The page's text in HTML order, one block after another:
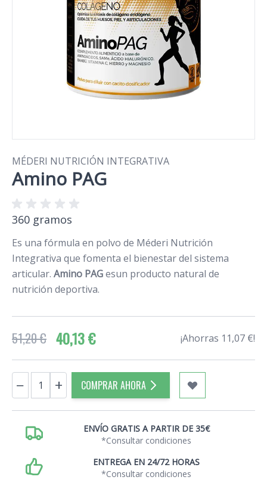
MÉDERI NUTRICIÓN INTEGRATIVA
Amino PAG
360 gramos
Es una fórmula en polvo de Méderi Nutrición
Integrativa que fomenta el bienestar del sistema
articular. Amino PAGesun producto natural de
nutrición deportiva.
51,20 € 40,13 € ¡Ahorras 11,07 €!
Cantidad
− + COMPRAR AHORA
ENVÍO GRATIS A PARTIR DE 35€
*Consultar condiciones
ENTREGA EN 24/72 HORAS
*Consultar condiciones